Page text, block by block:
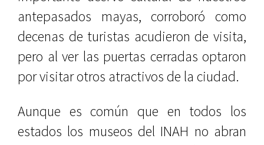
antepasados mayas, corroboró como
decenas de turistas acudieron de visita,
pero al ver las puertas cerradas optaron
por visitar otros atractivos de la ciudad.
Aunque es común que en todos los
estados los museos del INAH no abran